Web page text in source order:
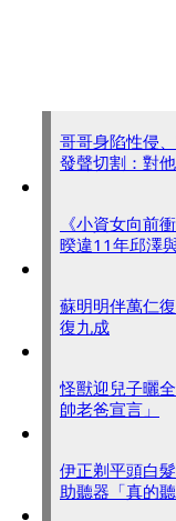
哥哥身陷性侵
發聲切割：對
《小資女向前
暌違11年邱澤
蘇明明伴萬仁
復九成
怪獸迎兒子曬
帥老爸宣言」
伊正剃平頭白
助聽器「真的聽